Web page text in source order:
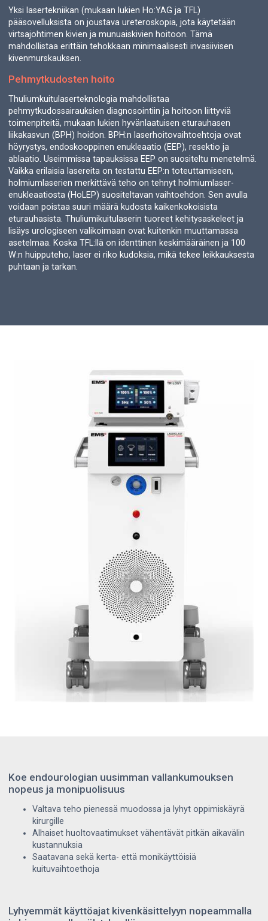
Yksi lasertekniikan (mukaan lukien Ho:YAG ja TFL)
pääsovelluksista on joustava ureteroskopia, jota käytetään
virtsajohtimen kivien ja munuaiskivien hoitoon. Tämä
mahdollistaa erittäin tehokkaan minimaalisesti invasiivisen
kivenmurskauksen.
Pehmytkudosten hoito
Thuliumkuitulaserteknologia mahdollistaa
pehmytkudossairauksien diagnosointiin ja hoitoon liittyviä
toimenpiteitä, mukaan lukien hyvänlaatuisen eturauhasen
liikakasvun (BPH) hoidon. BPH:n laserhoitovaihtoehtoja ovat
höyrystys, endoskooppinen enukleaatio (EEP), resektio ja
ablaatio. Useimmissa tapauksissa EEP on suositeltu menetelmä.
Vaikka erilaisia lasereita on testattu EEP:n toteuttamiseen,
holmiumlaserien merkittävä teho on tehnyt holmiumlaser-
enukleaatiosta (HoLEP) suositeltavan vaihtoehdon. Sen avulla
voidaan poistaa suuri määrä kudosta kaikenkokoisista
eturauhasista. Thuliumikuitulaserin tuoreet kehitysaskeleet ja
lisäys urologiseen valikoimaan ovat kuitenkin muuttamassa
asetelmaa. Koska TFL:llä on identtinen keskimääräinen ja 100
W:n huipputeho, laser ei riko kudoksia, mikä tekee leikkauksesta
puhtaan ja tarkan.
Koe endourologian uusimman vallankumouksen
nopeus ja monipuolisuus
Valtava teho pienessä muodossa ja lyhyt oppimiskäyrä
kirurgille
Alhaiset huoltovaatimukset vähentävät pitkän aikavälin
kustannuksia
Saatavana sekä kerta- että monikäyttöisiä
kuituvaihtoethoja
Lyhyemmät käyttöajat kivenkäsittelyyn nopeammalla